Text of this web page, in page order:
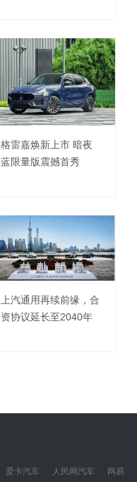
格雷嘉焕新上市 暗夜
蓝限量版震撼首秀
上汽通用再续前缘，合
资协议延长至2040年
爱卡汽车 人民网汽车 网易